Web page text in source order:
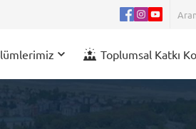
Toplumsal Katkı